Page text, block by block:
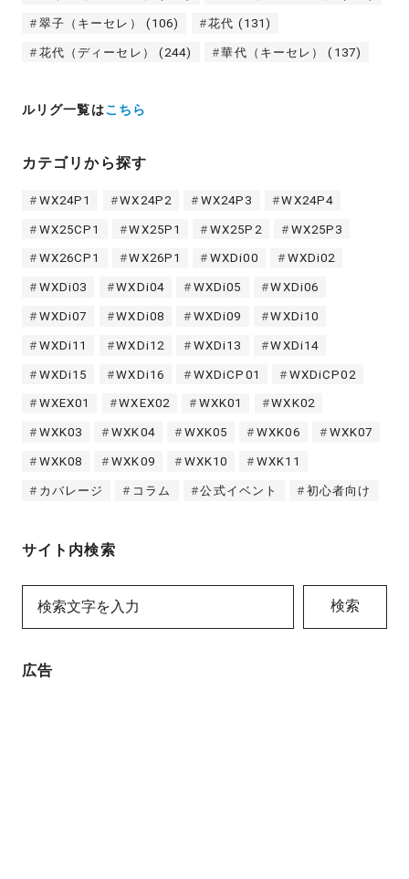
翠子（キーセレ） (106) 花代 (131)
花代（ディーセレ） (244) 華代（キーセレ） (137)
ルリグ一覧はこちら
カテゴリから探す
WX24P1 WX24P2 WX24P3 WX24P4
WX25CP1 WX25P1 WX25P2 WX25P3
WX26CP1 WX26P1 WXDi00 WXDi02
WXDi03 WXDi04 WXDi05 WXDi06
WXDi07 WXDi08 WXDi09 WXDi10
WXDi11 WXDi12 WXDi13 WXDi14
WXDi15 WXDi16 WXDiCP01 WXDiCP02
WXEX01 WXEX02 WXK01 WXK02
WXK03 WXK04 WXK05 WXK06 WXK07
WXK08 WXK09 WXK10 WXK11
カバレージ コラム 公式イベント 初心者向け
サイト内検索
検索
広告